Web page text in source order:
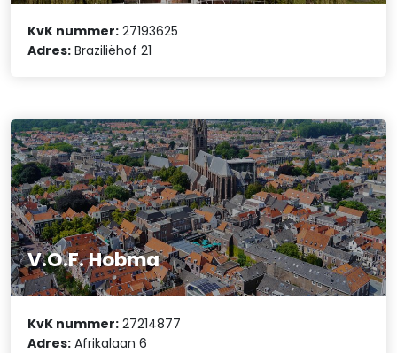
KvK nummer: 27193625
Adres: Braziliëhof 21
V.O.F. Hobma
KvK nummer: 27214877
Adres: Afrikalaan 6